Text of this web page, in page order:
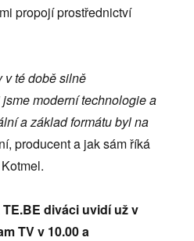
propojí prostřednictví
v té době silně
moderní technologie a
a základ formátu byl na
producent a jak sám říká
diváci uvidí už v
TV v 10.00 a